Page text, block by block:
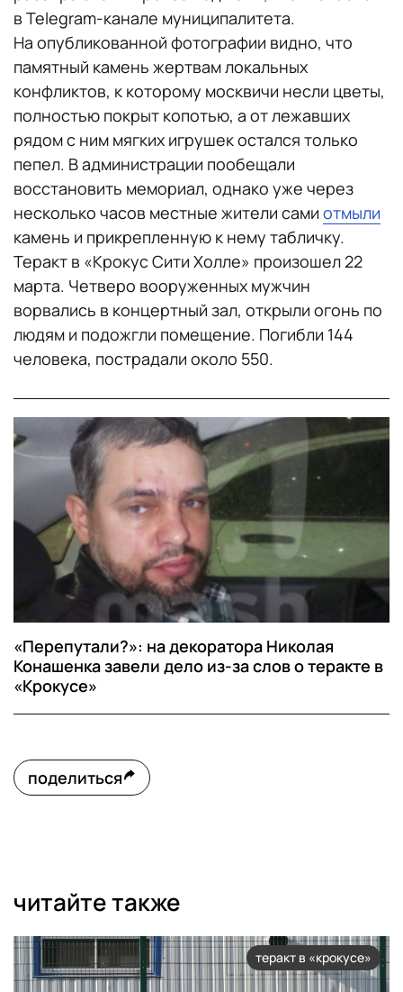
в Telegram-канале муниципалитета.
На опубликованной фотографии видно, что
памятный камень жертвам локальных
конфликтов, к которому москвичи несли цветы,
полностью покрыт копотью, а от лежавших
рядом с ним мягких игрушек остался только
пепел. В администрации пообещали
восстановить мемориал, однако уже через
несколько часов местные жители сами отмыли
камень и прикрепленную к нему табличку.
Теракт в «Крокус Сити Холле» произошел 22
марта. Четверо вооруженных мужчин
ворвались в концертный зал, открыли огонь по
людям и подожгли помещение. Погибли 144
человека, пострадали около 550.
«Перепутали?»: на декоратора Николая
Конашенка завели дело из-за слов о теракте в
«Крокусе»
поделиться
читайте также
теракт в «крокусе»